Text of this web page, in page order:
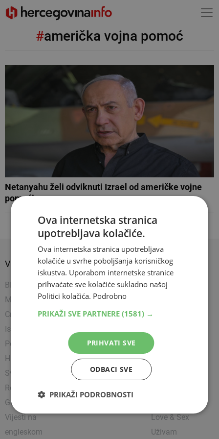
#američka vojna pomoć
Netanyahu želi odviknuti Izrael od američke vojne
pomoći
VIJESTI
BIH
Mostar
Crna kronika
Istražili smo
Politika
Hrvatska
Svijet
Religija
Gospodarstvo
Vijesti na
engleskom
SPORT
Nogomet
Košarka
Rukomet
Borilački sportovi
Tenis
SHOW
Napredujem
Uređujem
Zanimljivosti
Party
Love & Sex
Uživam
Ova internetska stranica
upotrebljava kolačiće.
Ova internetska stranica upotrebljava
kolačiće u svrhe poboljšanja korisničkog
iskustva. Uporabom internetske stranice
prihvaćate sve kolačiće sukladno našoj
Politici kolačića. Podrobno
PRIKAŽI SVE PARTNERE (1581) →
PRIHVATI SVE
ODBACI SVE
PRIKAŽI PODROBNOSTI